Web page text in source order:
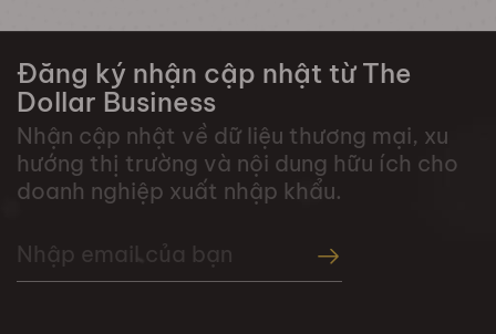
Đăng ký nhận cập nhật từ The
Dollar Business
Nhận cập nhật về dữ liệu thương mại, xu
hướng thị trường và nội dung hữu ích cho
doanh nghiệp xuất nhập khẩu.